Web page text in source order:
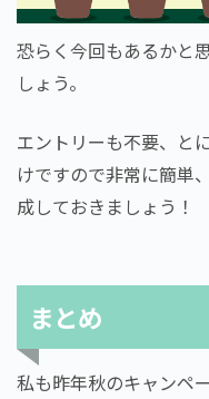
恐らく今回もあるかと
しょう。
エントリーも不要、と
けですので非常に簡単
成しておきましょう！
まとめ
私も昨年秋のキャンペ